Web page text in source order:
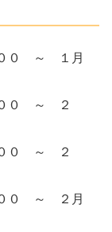
００ ～ １月
００ ～ ２
００ ～ ２
００ ～ ２月